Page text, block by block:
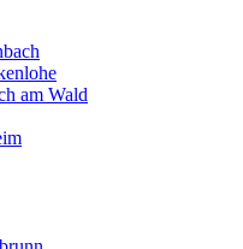
am Wald